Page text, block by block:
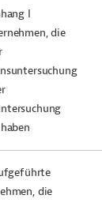
I
die
die